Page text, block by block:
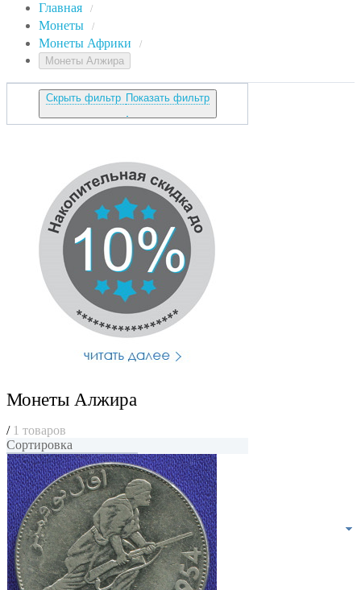
Главная /
Монеты /
Монеты Африки /
Монеты Алжира
Скрыть фильтр Показать фильтр
Монеты Алжира
/ 1 товаров
Сортировка